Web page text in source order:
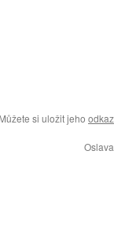
si uložit jeho odkaz